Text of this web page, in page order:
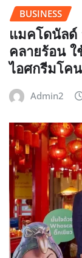
BUSINESS
แมคโดนัลด์
คลายร้อน ใ
ไอศกรีมโคน
Admin2